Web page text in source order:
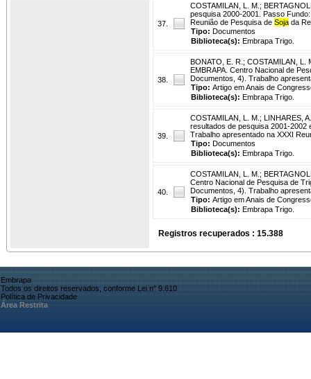
37.
COSTAMILAN, L. M. ;
pesquisa 2000-2001. Passo
Reunião de Pesquisa de Soja da
Tipo: Documentos
Biblioteca(s): Embrapa Trigo.
38.
BONATO, E. R. ; COSTAMILAN, L.
EMBRAPA. Centro Nacional de
Documentos, 4). Trabalho
Tipo: Artigo em Anais de
Biblioteca(s): Embrapa Trigo.
39.
COSTAMILAN, L. M. ; LINHARES,
resultados de pesquisa 2001-2002
Trabalho apresentado na XXXI
Tipo: Documentos
Biblioteca(s): Embrapa Trigo.
40.
COSTAMILAN, L. M. ;
Centro Nacional de Pesquisa de
Documentos, 4). Trabalho
Tipo: Artigo em Anais de
Biblioteca(s): Embrapa Trigo.
Registros recuperados : 15.388
Embrapa
Todos os direitos reservados, conforme Lei n° 9.610
Política de Privacidade
Área Restrita